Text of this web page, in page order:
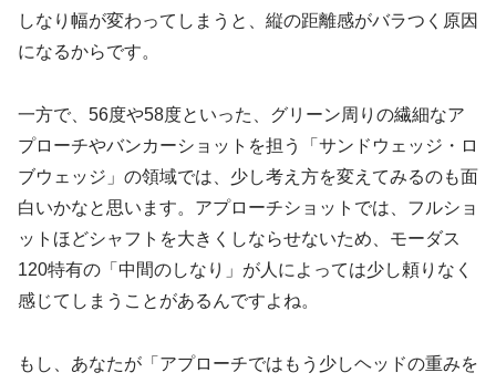
しなり幅が変わってしまうと、縦の距離感がバラつく原因
になるからです。
一方で、56度や58度といった、グリーン周りの繊細なア
プローチやバンカーショットを担う「サンドウェッジ・ロ
ブウェッジ」の領域では、少し考え方を変えてみるのも面
白いかなと思います。アプローチショットでは、フルショ
ットほどシャフトを大きくしならせないため、モーダス
120特有の「中間のしなり」が人によっては少し頼りなく
感じてしまうことがあるんですよね。
もし、あなたが「アプローチではもう少しヘッドの重みを